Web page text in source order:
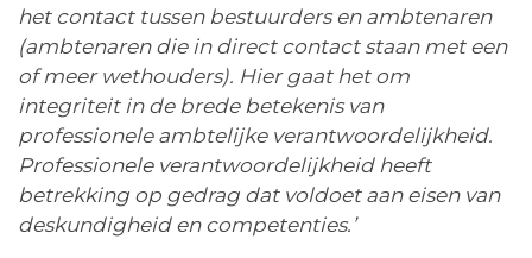
het contact tussen bestuurders en ambtenaren
(ambtenaren die in direct contact staan met een
of meer wethouders). Hier gaat het om
integriteit in de brede betekenis van
professionele ambtelijke verantwoordelijkheid.
Professionele verantwoordelijkheid heeft
betrekking op gedrag dat voldoet aan eisen van
deskundigheid en competenties.’